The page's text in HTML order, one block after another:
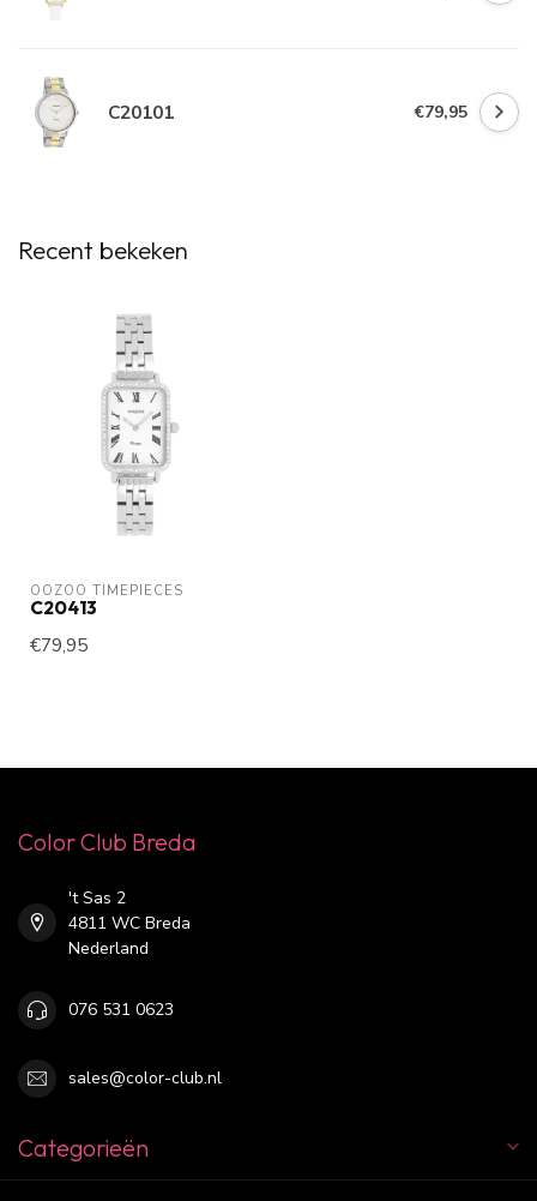
C20101 €79,95
Recent bekeken
OOZOO TIMEPIECES
C20413
€79,95
Color Club Breda
't Sas 2
4811 WC Breda
Nederland
076 531 0623
sales@color-club.nl
Categorieën